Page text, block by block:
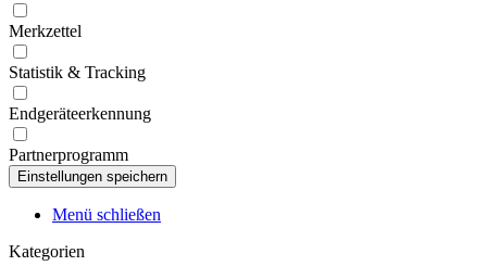
Merkzettel
Statistik & Tracking
Endgeräteerkennung
Partnerprogramm
Menü schließen
Kategorien